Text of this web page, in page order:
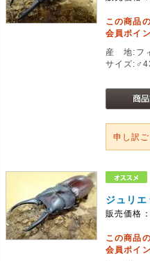
この商品
会員ポイ
産 地:フ
サイズ
申し訳
ジュリ
販売価格
この商品
会員ポイ